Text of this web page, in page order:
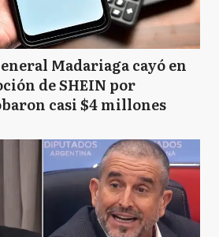
Madariaga cayó en
de SHEIN por
casi $4 millones